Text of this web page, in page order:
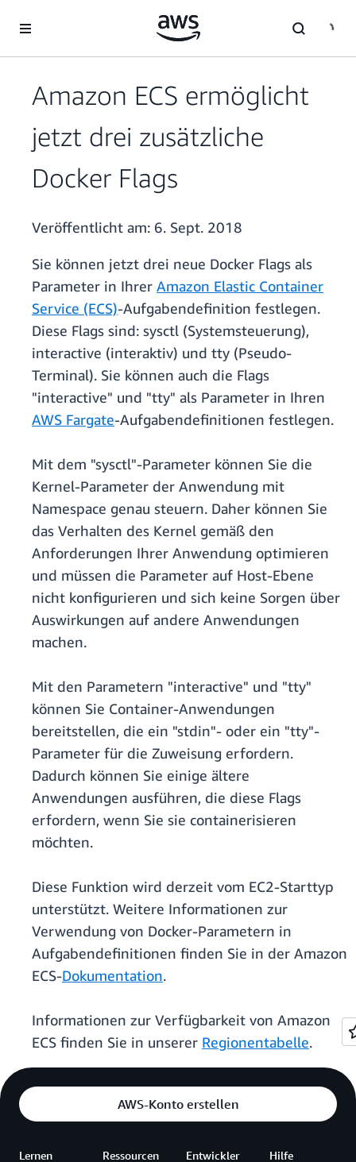
Überspringen zum Hauptinhalt
Amazon ECS ermöglicht
jetzt drei zusätzliche
Docker Flags
Veröffentlicht am: 6. Sept. 2018
Sie können jetzt drei neue Docker Flags als
Parameter in Ihrer Amazon Elastic Container
Service (ECS)-Aufgabendefinition festlegen.
Diese Flags sind: sysctl (Systemsteuerung),
interactive (interaktiv) und tty (Pseudo-
Terminal). Sie können auch die Flags
"interactive" und "tty" als Parameter in Ihren
AWS Fargate-Aufgabendefinitionen festlegen.
Mit dem "sysctl"-Parameter können Sie die
Kernel-Parameter der Anwendung mit
Namespace genau steuern. Daher können Sie
das Verhalten des Kernel gemäß den
Anforderungen Ihrer Anwendung optimieren
und müssen die Parameter auf Host-Ebene
nicht konfigurieren und sich keine Sorgen über
Auswirkungen auf andere Anwendungen
machen.
Mit den Parametern "interactive" und "tty"
können Sie Container-Anwendungen
bereitstellen, die ein "stdin"- oder ein "tty"-
Parameter für die Zuweisung erfordern.
Dadurch können Sie einige ältere
Anwendungen ausführen, die diese Flags
erfordern, wenn Sie sie containerisieren
möchten.
Diese Funktion wird derzeit vom EC2-Starttyp
unterstützt. Weitere Informationen zur
Verwendung von Docker-Parametern in
Aufgabendefinitionen finden Sie in der Amazon
ECS-Dokumentation.
Informationen zur Verfügbarkeit von Amazon
ECS finden Sie in unserer Regionentabelle.
AWS-Konto erstellen
Lernen Ressourcen Entwickler Hilfe